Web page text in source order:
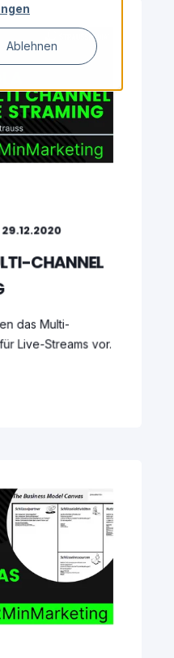
Ablehnen
29.12.2020
CHANNEL
das Multi-
Live-Streams vor.